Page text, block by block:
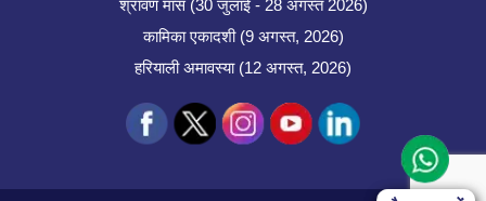
श्रावण मास (30 जुलाई - 28 अगस्त 2026)
कामिका एकादशी (9 अगस्त, 2026)
हरियाली अमावस्या (12 अगस्त, 2026)